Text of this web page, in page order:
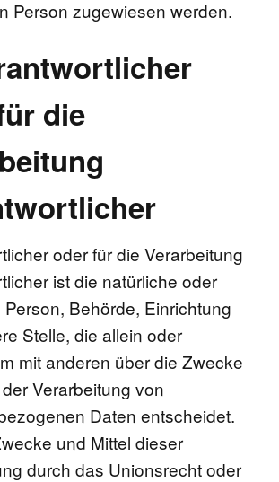
Person zugewiesen werden.
die
oder für die Verarbeitung
ist die natürliche oder
Behörde, Einrichtung
Stelle, die allein oder
mit anderen über die Zwecke
Verarbeitung von
Daten entscheidet.
und Mittel dieser
durch das Unionsrecht oder